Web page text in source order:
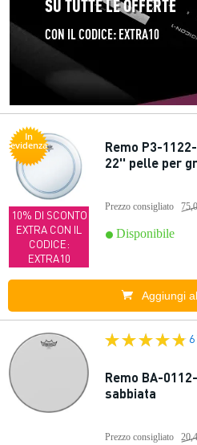
In
evidenza
10% DI SCONTO
EXTRA CON IL
CODICE:
EXTRA10
Remo P3-
22'' pelle per
Prezzo consigliato
Disponibile
Aggiungi
Remo BA-
sabbiata
Prezzo consigliato